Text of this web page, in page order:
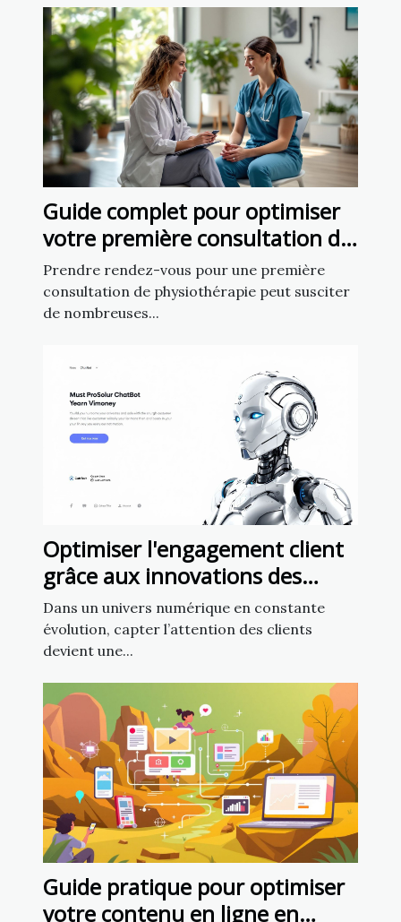
Guide complet pour optimiser
votre première consultation de
physiothérapie
Prendre rendez-vous pour une première
consultation de physiothérapie peut susciter
de nombreuses...
Optimiser l'engagement client
grâce aux innovations des
chatbots en marketing
Dans un univers numérique en constante
évolution, capter l’attention des clients
devient une...
Guide pratique pour optimiser
votre contenu en ligne en